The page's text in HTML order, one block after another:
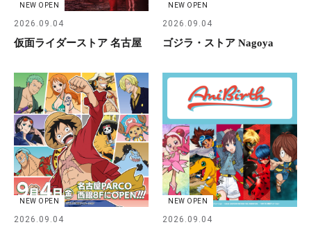
NEW OPEN
2026.09.04
仮面ライダーストア 名古屋
NEW OPEN
2026.09.04
ゴジラ・ストア Nagoya
NEW OPEN
2026.09.04
NEW OPEN
2026.09.04